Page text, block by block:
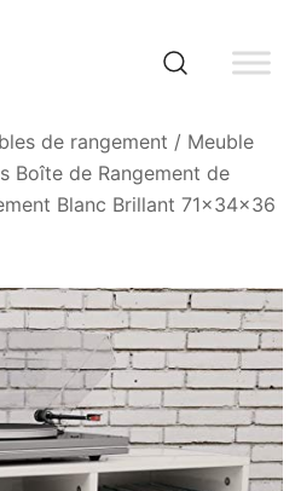
de rangement / Meuble
Boîte de Rangement de
Blanc Brillant 71x34x36